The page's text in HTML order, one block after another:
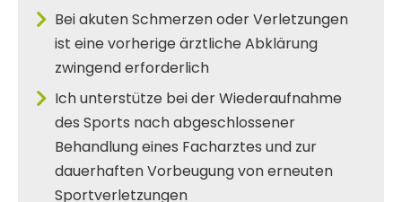
Bei akuten Schmerzen oder Verletzungen
ist eine vorherige ärztliche Abklärung
zwingend erforderlich
Ich unterstütze bei der Wiederaufnahme
des Sports nach abgeschlossener
Behandlung eines Facharztes und zur
dauerhaften Vorbeugung von erneuten
Sportverletzungen